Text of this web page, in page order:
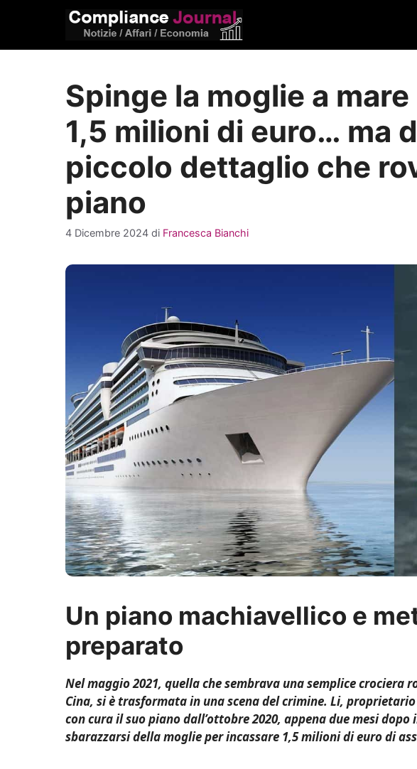
Spinge la moglie a
1,5 milioni di euro… ma
piccolo dettaglio che
piano
4 Dicembre 2024 di Francesca Bianchi
Un piano machiavellico e
preparato
Nel maggio 2021, quella che sembrava una semplice crociera
Cina, si è trasformata in una scena del crimine. Li,
con cura il suo piano dall’ottobre 2020, appena due mesi
sbarazzarsi della moglie per incassare 1,5 milioni di euro di